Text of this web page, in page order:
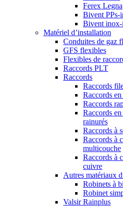
Ferex Legna
Bivent PPs-
Bivent
Matériel d’installation
Conduites de gaz
GFS flexibles
Flexibles de
Raccords PLT
Raccords
Raccords
Raccords
Raccords
Raccords
rainurés
Raccords à
Raccords à
multicouche
Raccords à
cuivre
Autres matériaux
Robinets à
Robinet
Valsir Rainplus